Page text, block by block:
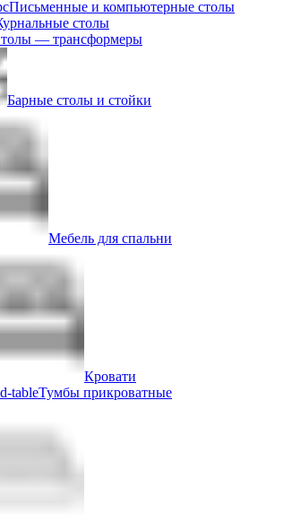
Письменные и компьютерные столы
столы
— трансформеры
Барные столы и стойки
Мебель для спальни
Кровати
Тумбы прикроватные